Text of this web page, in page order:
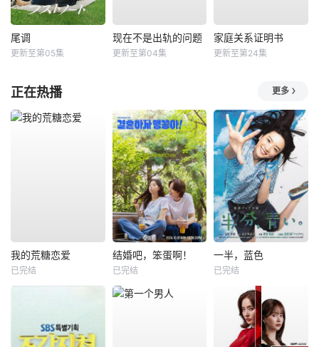
尾调
更新至第05集
现在不是出轨的问题
更新至第04集
家庭关系证明书
更新至第24集
正在热播 更多
我的荒糖恋爱
已完结
结婚吧，笨蛋啊！
已完结
一半，蓝色
已完结